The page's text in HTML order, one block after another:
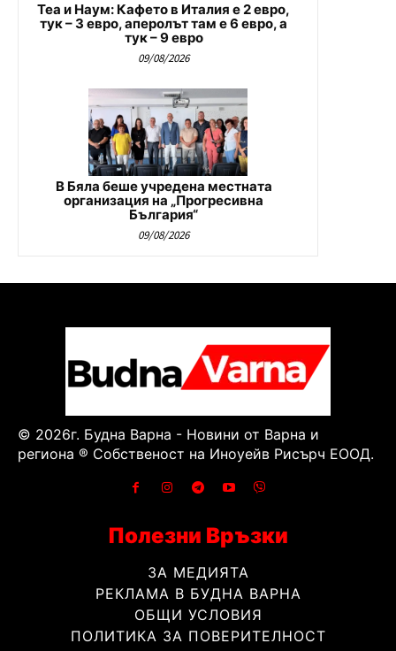
Теа и Наум: Кафето в Италия е 2 евро,
тук – 3 евро, аперолът там е 6 евро, а
тук – 9 евро
09/08/2026
В Бяла беше учредена местната
организация на „Прогресивна
България“
09/08/2026
© 2026г. Будна Варна - Новини от Варна и
региона ® Собственост на Иноуейв Рисърч ЕООД.
Полезни Връзки
ЗА МЕДИЯТА
РЕКЛАМА В БУДНА ВАРНА
ОБЩИ УСЛОВИЯ
ПОЛИТИКА ЗА ПОВЕРИТЕЛНОСТ